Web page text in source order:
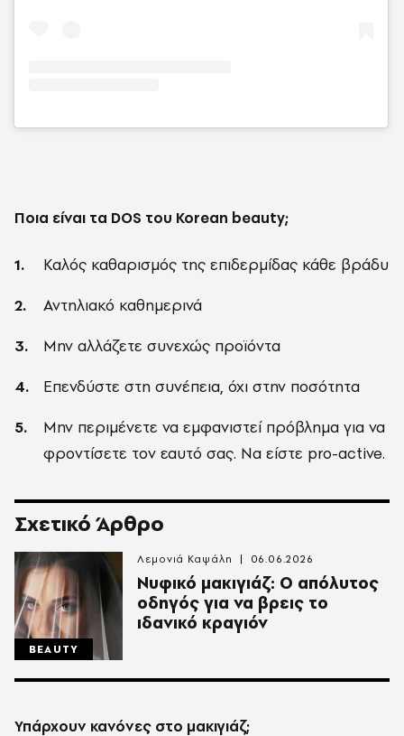
Ποια είναι τα DOS του Korean beauty;
Καλός καθαρισμός της επιδερμίδας κάθε βράδυ
Αντηλιακό καθημερινά
Μην αλλάζετε συνεχώς προϊόντα
Επενδύστε στη συνέπεια, όχι στην ποσότητα
Μην περιμένετε να εμφανιστεί πρόβλημα για να
φροντίσετε τον εαυτό σας. Να είστε pro-active.
Σχετικό Άρθρο
BEAUTY
Νυφικό μακιγιάζ: Ο απόλυτος
οδηγός για να βρεις το
ιδανικό κραγιόν
Λεμονιά Καψάλη 06.06.2026
Υπάρχουν κανόνες στο μακιγιάζ;